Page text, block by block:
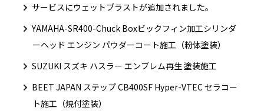
サービスにウェットブラストが追加されました。
YAMAHA-SR400-Chuck Boxビックフィン加工シリンダ
ーヘッド エンジン パウダーコート施工（粉体塗装）
SUZUKI スズキ ハスラー エンブレム再生 塗装施工
BEET JAPAN ステップ CB400SF Hyper-VTEC セラコー
ト施工（焼付塗装）